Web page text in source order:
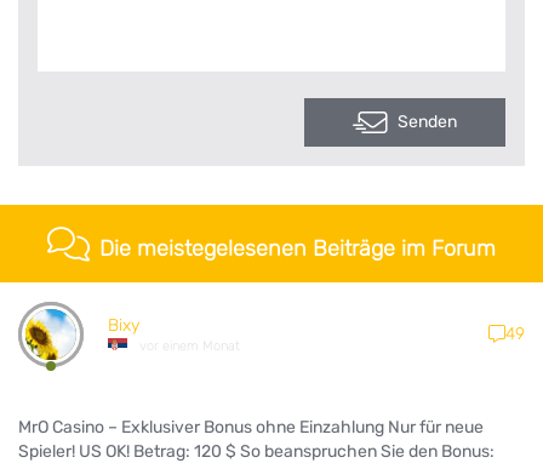
Senden
Die meistegelesenen Beiträge im Forum
Bixy
vor einem Monat
49
MrO Casino – Exklusiver Bonus ohne Einzahlung Nur für neue
Spieler! US OK! Betrag: 120 $ So beanspruchen Sie den Bonus: